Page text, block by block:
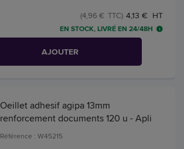
4,13 € HT
(4,96 € TTC)
EN STOCK, LIVRÉ EN 24/48H
AJOUTER
Oeillet adhesif agipa 13mm
renforcement documents 120 u - Apli
Référence : W45215